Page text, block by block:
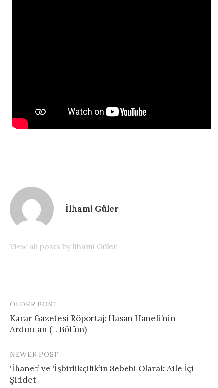
İlhami Güler
View all posts by İlhami Güler →
Post
navigation
OLDER POST
Karar Gazetesi Röportaj: Hasan Hanefi’nin
Ardından (1. Bölüm)
NEWER POST
‘İhanet’ ve ‘İşbirlikçilik’in Sebebi Olarak Aile İçi
Şiddet